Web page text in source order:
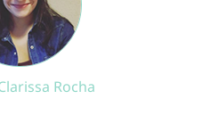
Rocha